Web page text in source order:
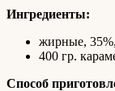
Ингредиенты:
жирные,
400 гр.
Способ